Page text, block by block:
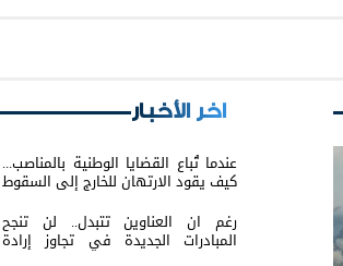
اخر الأخبار
عندما تُباع القضايا الوطنية بالمناصب...
كيف يقود الارتهان للخارج إلى السقوط
رغم ان العناوين تتبدل.. لن تنجح
المبادرات الجديدة في تجاوز إرادة